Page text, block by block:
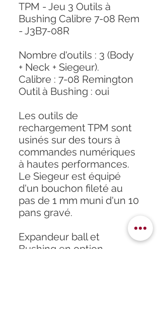
TPM - Jeu 3 Outils à
Bushing Calibre 7-08 Rem
- J3B7-08R
Nombre d'outils : 3 (Body
+ Neck + Siegeur).
Calibre : 7-08 Remington
Outil à Bushing : oui
Les outils de
rechargement TPM sont
usinés sur des tours à
commandes numériques
à hautes performances.
Le Siegeur est équipé
d'un bouchon fileté au
pas de 1 mm muni d'un 10
pans gravé.
Expandeur ball et
Bushing en option.